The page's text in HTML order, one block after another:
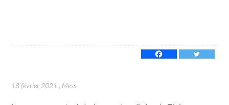
18 février 2021 , Mess